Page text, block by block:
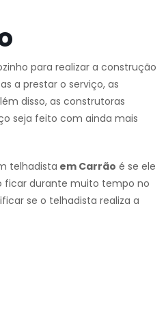
para realizar a construção
a prestar o serviço, as
disso, as construtoras
seja feito com ainda mais
telhadista em Carrão é se ele
ficar durante muito tempo no
se o telhadista realiza a